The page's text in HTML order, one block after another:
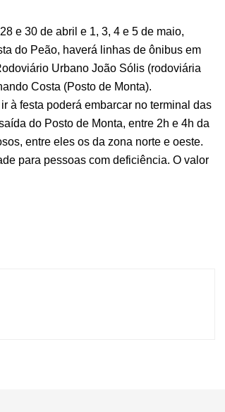
e 30 de abril e 1, 3, 4 e 5 de maio,
do Peão, haverá linhas de ônibus em
Urbano João Sólis (rodoviária
Costa (Posto de Monta).
à festa poderá embarcar no terminal das
do Posto de Monta, entre 2h e 4h da
entre eles os da zona norte e oeste.
para pessoas com deficiência. O valor